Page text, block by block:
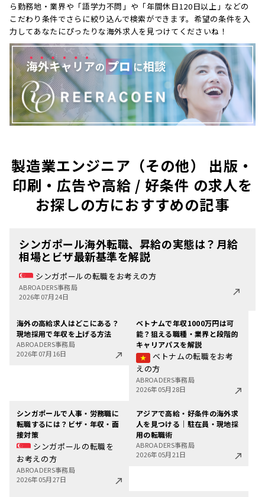
ら勤務地・業界や「語学力不問」や「年間休日120日以上」などの
こだわり条件でさらに絞り込んで検索ができます。希望の条件を入
力してあなたにぴったりな海外求人を見つけてくださいね！
製造業エンジニア（その他） 出版・
印刷・広告や高給 / 好条件 の求人を
お探しの方におすすめの記事
シンガポール海外転職、昇給の実態は？月給
相場とビザ最新基準を解説
シンガポールの転職をお考えの方
ABROADERS事務局
2026年07月24日
海外の高給求人はどこにある？
現地採用で年収を上げる方法
ABROADERS事務局
2026年07月16日
ベトナムで年収1000万円は可
能？狙える職種・業界と段階的
キャリアパスを解説
ベトナムの転職をお考
えの方
ABROADERS事務局
2026年05月28日
シンガポールで人事・労務職に
転職するには？ビザ・年収・面
接対策
シンガポールの転職を
お考えの方
ABROADERS事務局
2026年05月27日
アジアで高給・好条件の海外求
人を見つける｜駐在員・現地採
用の転職術
ABROADERS事務局
2026年05月21日